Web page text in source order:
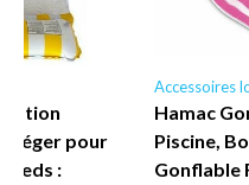
léger pour
:
Accessoires
Hamac
Piscine,
Gonflable